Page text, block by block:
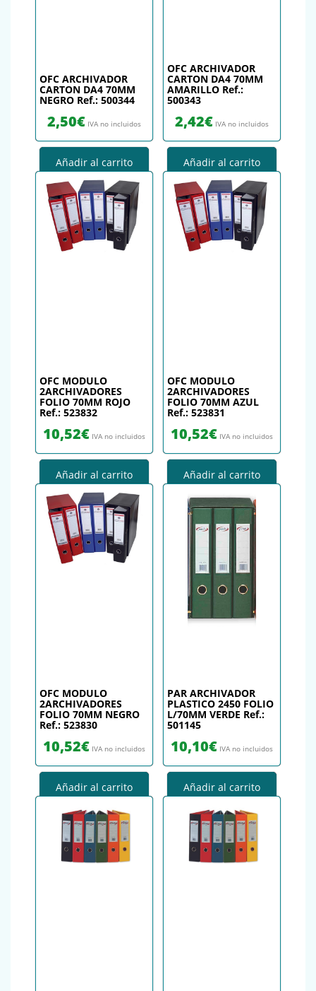
OFC ARCHIVADOR
CARTON DA4 70MM
NEGRO Ref.: 500344
2,50€ IVA no incluidos
Añadir al carrito
OFC ARCHIVADOR
CARTON DA4 70MM
AMARILLO Ref.:
500343
2,42€ IVA no incluidos
Añadir al carrito
OFC MODULO
2ARCHIVADORES
FOLIO 70MM ROJO
Ref.: 523832
10,52€ IVA no incluidos
Añadir al carrito
OFC MODULO
2ARCHIVADORES
FOLIO 70MM AZUL
Ref.: 523831
10,52€ IVA no incluidos
Añadir al carrito
OFC MODULO
2ARCHIVADORES
FOLIO 70MM NEGRO
Ref.: 523830
10,52€ IVA no incluidos
Añadir al carrito
PAR ARCHIVADOR
PLASTICO 2450 FOLIO
L/70MM VERDE Ref.:
501145
10,10€ IVA no incluidos
Añadir al carrito